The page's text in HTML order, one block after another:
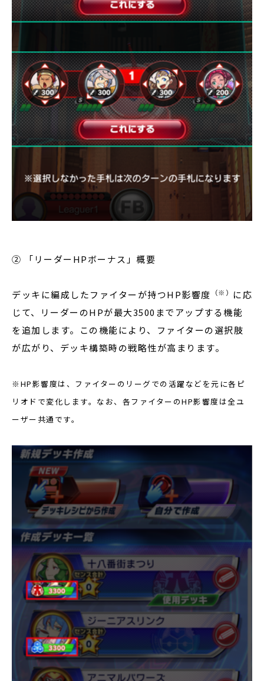
② 「リーダーHPボーナス」概要
デッキに編成したファイターが持つHP影響度 （※）
に応
じて、リーダーのHPが最大3500までアップする機能
を追加します。この機能により、ファイターの選択肢
が広がり、デッキ構築時の戦略性が高まります。
※HP影響度は、ファイターのリーグでの活躍などを元に各ピ
リオドで変化します。なお、各ファイターのHP影響度は全ユ
ーザー共通です。